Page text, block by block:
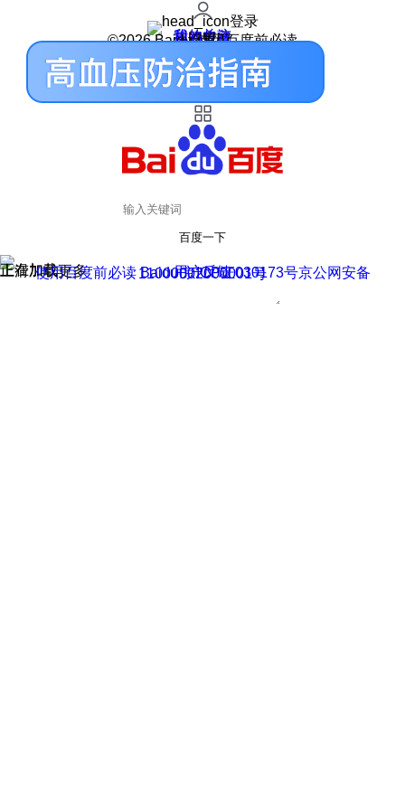
登录
我的关注
我的收藏
皮肤中心
用户反馈
设置
©2026 Baidu 使用百度前必读
百度一下
正在加载
上滑加载更多 用户反馈
使用百度前必读 Baidu 京ICP证030173号
京公网安备11000002000001号